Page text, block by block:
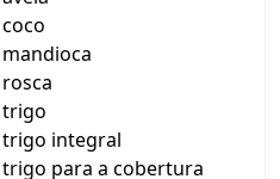
trigo
trigo integral
para a cobertura